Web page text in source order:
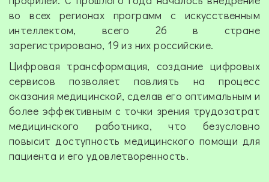
во всех регионах программ с искусственным
интеллектом, всего 26 в стране
зарегистрировано, 19 из них российские.
Цифровая трансформация, создание цифровых
сервисов позволяет повлиять на процесс
оказания медицинской, сделав его оптимальным и
более эффективным с точки зрения трудозатрат
медицинского работника, что безусловно
повысит доступность медицинского помощи для
пациента и его удовлетворенность.